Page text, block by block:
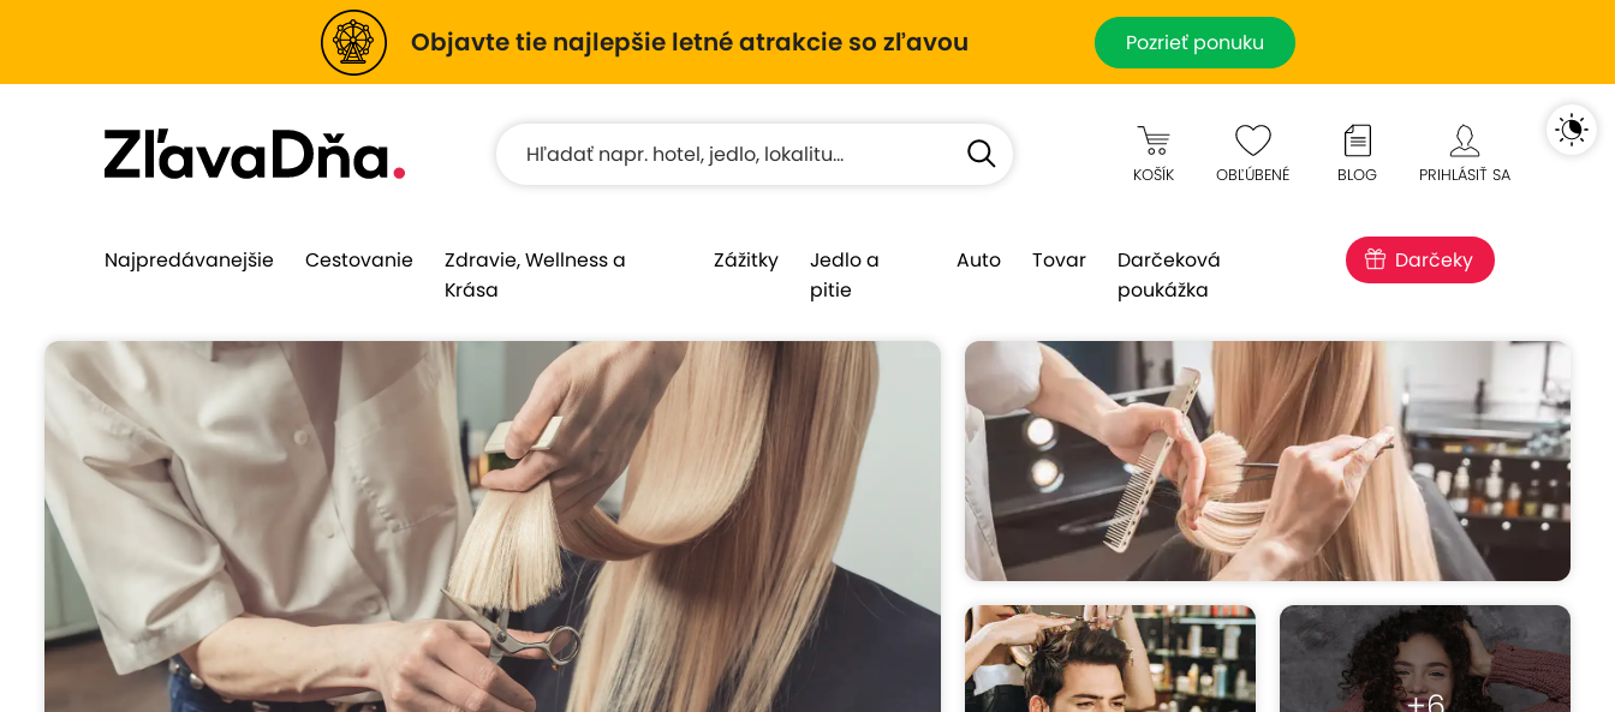
Objavte tie najlepšie letné atrakcie so zľavou Pozrieť ponuku
KOŠÍK OBĽÚBENÉ BLOG PRIHLÁSIŤ SA
Najpredávanejšie Cestovanie
Zdravie, Wellness a
Krása
Zážitky
Jedlo a
pitie
Auto Tovar
Darčeková
poukážka
Darčeky